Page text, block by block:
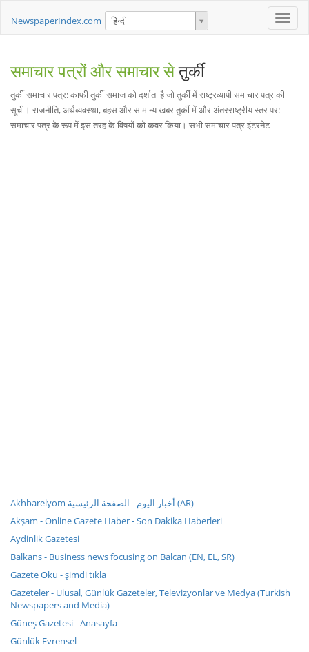
Toggle
NewspaperIndex.com हिन्दी
समाचार पत्रों और समाचार सेतुर्की
तुर्की समाचार पत्र: काफी तुर्की समाज को दर्शाता है जो तुर्की में राष्ट्रव्यापी समाचार पत्र की
सूची। राजनीति, अर्थव्यवस्था, बहस और सामान्य खबर तुर्की में और अंतरराष्ट्रीय स्तर पर:
समाचार पत्र के रूप में इस तरह के विषयों को कवर किया। सभी समाचार पत्र इंटरनेट
Akhbarelyom أخبار اليوم - الصفحة الرئيسية (AR)
Akşam - Online Gazete Haber - Son Dakika Haberleri
Aydinlik Gazetesi
Balkans - Business news focusing on Balcan (EN, EL, SR)
Gazete Oku - şimdi tıkla
Gazeteler - Ulusal, Günlük Gazeteler, Televizyonlar ve Medya (Turkish
Newspapers and Media)
Güneş Gazetesi - Anasayfa
Günlük Evrensel